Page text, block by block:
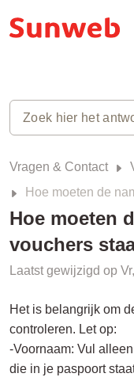
Vragen & Contact
Hoe moeten de
Hoe moeten
vouchers
Laatst gewijzigd op
Het is belangrijk om
controleren. Let op:
-Voornaam: Vul
die in je paspoort